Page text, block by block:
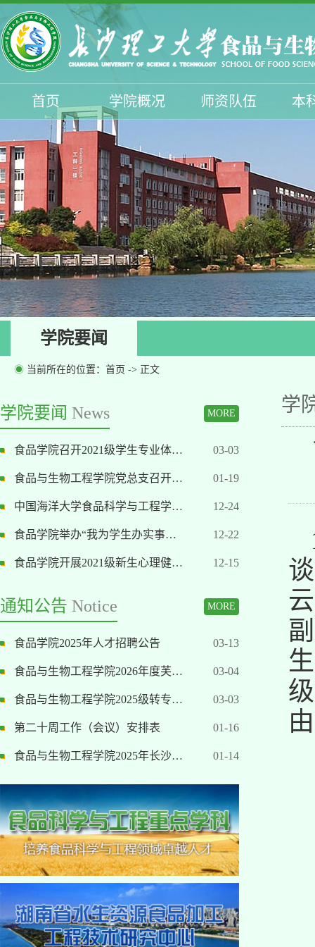
首页 学院概况 师资队伍 本
学生工作 招生工作
学院要闻
◉ 当前所在的位置： 首页 -> 正文
学院要闻 News MORE
食品学院召开2021级学生专业体… 03-03
食品与生物工程学院党总支召开… 01-19
中国海洋大学食品科学与工程学… 12-24
食品学院举办“我为学生办实事… 12-22
食品学院开展2021级新生心理健… 12-15
通知公告 Notice MORE
食品学院2025年人才招聘公告 03-13
食品与生物工程学院2026年度芙… 03-04
食品与生物工程学院2025级转专… 03-03
第二十周工作（会议）安排表 01-16
食品与生物工程学院2025年长沙… 01-14
学